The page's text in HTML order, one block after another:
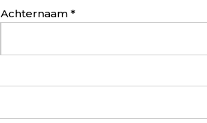
Achternaam